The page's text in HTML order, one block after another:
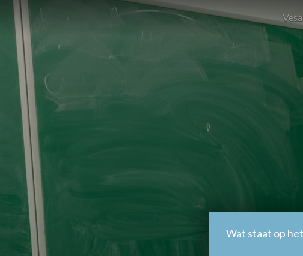
Wat staat op
Opvoeding en begeleiding
Hou je van mensen, mét en zonder beperking?
Stages?
Wat staat op het programma?
Na de opleiding: aan het werk of niet?
Stage in Nederland?
Persoonsbegeleider
Apotheekassistent Labo
Campus Nightingale klaslokaal
Campus Nightingale vooraanzicht
Eerste graad
Persoonsbegeleider
Opvoeding en begeleiding
Klaslokaal